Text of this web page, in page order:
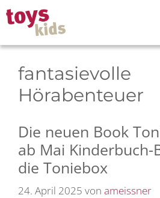
Zum
Inhalt
springen
fantasievolle
Hörabenteuer
Die neuen Book
ab Mai Kinderbuch-
die Toniebox
24. April 2025 von ameissner